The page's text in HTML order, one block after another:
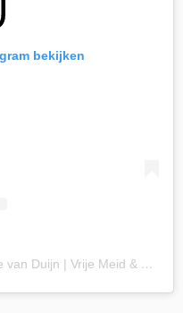
bekijken
Een bericht gedeeld door Suzanne van Duijn | Vrije Meid & Coach (@vrijemeid)